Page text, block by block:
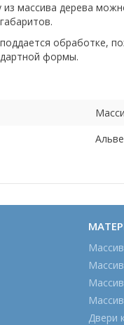
из массива дерева
обработке,
формы.
Двери